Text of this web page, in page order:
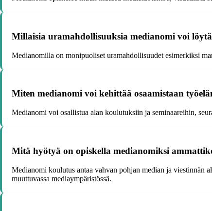
Millaisia uramahdollisuuksia medianomi voi
Medianomilla on monipuoliset uramahdollisuudet esimerkiksi
Miten medianomi voi kehittää osaamistaan
Medianomi voi osallistua alan koulutuksiin ja seminaareihin,
Mitä hyötyä on opiskella medianomiksi
Medianomi koulutus antaa vahvan pohjan median ja viestinnän
muuttuvassa mediaympäristössä.